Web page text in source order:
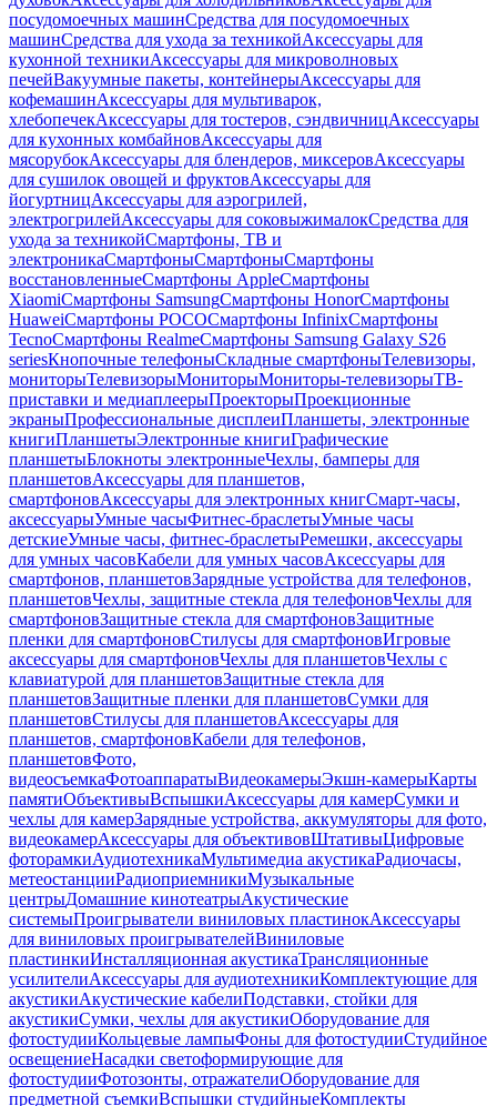
посудомоечных машинСредства для посудомоечных
машинСредства для ухода за техникойАксессуары для
кухонной техникиАксессуары для микроволновых
печейВакуумные пакеты, контейнерыАксессуары для
кофемашинАксессуары для мультиварок,
хлебопечекАксессуары для тостеров, сэндвичницАксессуары
для кухонных комбайновАксессуары для
мясорубокАксессуары для блендеров, миксеровАксессуары
для сушилок овощей и фруктовАксессуары для
йогуртницАксессуары для аэрогрилей,
электрогрилейАксессуары для соковыжималокСредства для
ухода за техникойСмартфоны, ТВ и
электроникаСмартфоныСмартфоныСмартфоны
восстановленныеСмартфоны AppleСмартфоны
XiaomiСмартфоны SamsungСмартфоны HonorСмартфоны
HuaweiСмартфоны POCOСмартфоны InfinixСмартфоны
TecnoСмартфоны RealmeСмартфоны Samsung Galaxy S26
seriesКнопочные телефоныСкладные смартфоныТелевизоры,
мониторыТелевизорыМониторыМониторы-телевизорыТВ-
приставки и медиаплеерыПроекторыПроекционные
экраныПрофессиональные дисплеиПланшеты, электронные
книгиПланшетыЭлектронные книгиГрафические
планшетыБлокноты электронныеЧехлы, бамперы для
планшетовАксессуары для планшетов,
смартфоновАксессуары для электронных книгСмарт-часы,
аксессуарыУмные часыФитнес-браслетыУмные часы
детскиеУмные часы, фитнес-браслетыРемешки, аксессуары
для умных часовКабели для умных часовАксессуары для
смартфонов, планшетовЗарядные устройства для телефонов,
планшетовЧехлы, защитные стекла для телефоновЧехлы для
смартфоновЗащитные стекла для смартфоновЗащитные
пленки для смартфоновСтилусы для смартфоновИгровые
аксессуары для смартфоновЧехлы для планшетовЧехлы с
клавиатурой для планшетовЗащитные стекла для
планшетовЗащитные пленки для планшетовСумки для
планшетовСтилусы для планшетовАксессуары для
планшетов, смартфоновКабели для телефонов,
планшетовФото,
видеосъемкаФотоаппаратыВидеокамерыЭкшн-камерыКарты
памятиОбъективыВспышкиАксессуары для камерСумки и
чехлы для камерЗарядные устройства, аккумуляторы для фото,
видеокамерАксессуары для объективовШтативыЦифровые
фоторамкиАудиотехникаМультимедиа акустикаРадиочасы,
метеостанцииРадиоприемникиМузыкальные
центрыДомашние кинотеатрыАкустические
системыПроигрыватели виниловых пластинокАксессуары
для виниловых проигрывателейВиниловые
пластинкиИнсталляционная акустикаТрансляционные
усилителиАксессуары для аудиотехникиКомплектующие для
акустикиАкустические кабелиПодставки, стойки для
акустикиСумки, чехлы для акустикиОборудование для
фотостудииКольцевые лампыФоны для фотостудииСтудийное
освещениеНасадки светоформирующие для
фотостудииФотозонты, отражателиОборудование для
предметной съемкиВспышки студийныеКомплекты